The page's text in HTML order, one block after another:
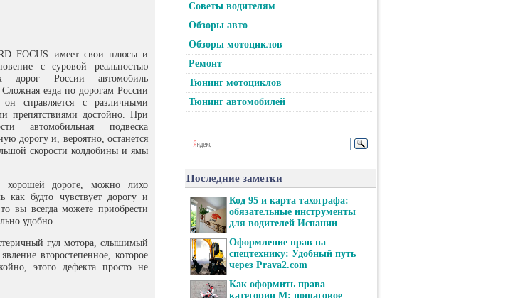
FOCUS имеет свои плюсы и
с суровой реальностью
дорог России автомобиль
езда по дорогам России
справляется с различными
препятствиями достойно. При
автомобильная подвеска
дорогу и, вероятно, останется
скорости колдобины и ямы
хорошей дороге, можно лихо
как будто чувствует дорогу и
вы всегда можете приобрести
удобно.
гул мотора, слышимый
второстепенное, которое
этого дефекта просто не
Советы водителям
Обзоры авто
Обзоры мотоциклов
Ремонт
Тюнинг мотоциклов
Тюнинг автомобилей
Последние заметки
Код 95 и карта тахографа:
обязательные инструменты
для водителей Испании
Оформление прав на
спецтехнику: Удобный путь
через Prava2.com
Как оформить права
категории М: пошаговое